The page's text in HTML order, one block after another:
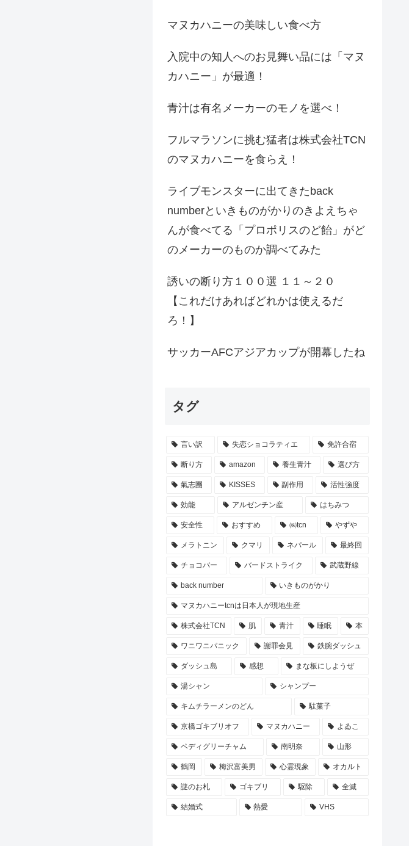
マヌカハニーの美味しい食べ方
入院中の知人へのお見舞い品には「マヌ
カハニー」が最適！
青汁は有名メーカーのモノを選べ！
フルマラソンに挑む猛者は株式会社TCN
のマヌカハニーを食らえ！
ライブモンスターに出てきたback
numberといきものがかりのきよえちゃ
んが食べてる「プロポリスのど飴」がど
のメーカーのものか調べてみた
誘いの断り方１００選 １１～２０
【これだけあればどれかは使えるだ
ろ！】
サッカーAFCアジアカップが開幕したね
タグ
言い訳 失恋ショコラティエ 免許合宿
断り方 amazon 養生青汁 選び方
氣志團 KISSES 副作用 活性強度
効能 アルゼンチン産 はちみつ
安全性 おすすめ ㈱tcn やずや
メラトニン クマリ ネパール 最終回
チョコバー バードストライク 武蔵野線
back number いきものがかり
マヌカハニーtcnは日本人が現地生産
株式会社TCN 肌 青汁 睡眠 本
ワニワニパニック 謝罪会見 鉄腕ダッシュ
ダッシュ島 感想 まな板にしようぜ
湯シャン シャンプー
キムチラーメンのどん 駄菓子
京橋ゴキブリオフ マヌカハニー よゐこ
ペディグリーチャム 南明奈 山形
鶴岡 梅沢富美男 心霊現象 オカルト
謎のお札 ゴキブリ 駆除 全滅
結婚式 熱愛 VHS